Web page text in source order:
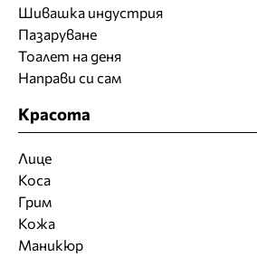
Шивашка индустрия
Пазаруване
Тоалет на деня
Направи си сам
Красота
Лице
Коса
Грим
Кожа
Маникюр